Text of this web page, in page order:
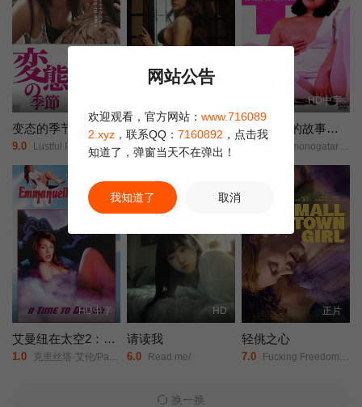
下当年香港电影金像奖最佳男主角，成为香港电影史上第一个凭三
级片拿奖的影帝。
变态的季节
9.0 Lustful Prototyping: The Writer’s Taboo Observation/
菲律宾爱经
10.0 Kamasutra/2(暂定英名)/
HD中字
白衣天使的故事：下流的行为
Hakui monogatari: okasu!/Story of White Coat: Indecent Acts/白衣物語/淫す！/
HD中字
艾曼纽在太空2：欲望世界
1.0 克里丝塔·艾伦/Paul/Michael/Robinson/P.S./Sono/
HD
请读我
6.0 Read me/
正片
轻佻之心
7.0 Fucking Freedom/Smalltown Girl/Easy Girl/
换一换
网站公告
欢迎观看，官方网站： www.716089
2.xyz ，联系QQ： 7160892 ，点击我
知道了，弹窗当天不在弹出！
我知道了 取消